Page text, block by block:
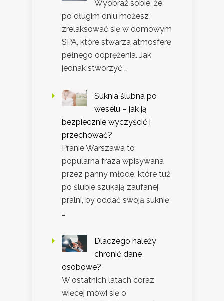
Wyobraź sobie, że
po długim dniu możesz
zrelaksować się w domowym
SPA, które stwarza atmosferę
pełnego odprężenia. Jak
jednak stworzyć …
Suknia ślubna po
weselu – jak ją
bezpiecznie wyczyścić i
przechować?
Pranie Warszawa to
popularna fraza wpisywana
przez panny młode, które tuż
po ślubie szukają zaufanej
pralni, by oddać swoją suknię
…
Dlaczego należy
chronić dane
osobowe?
W ostatnich latach coraz
więcej mówi się o